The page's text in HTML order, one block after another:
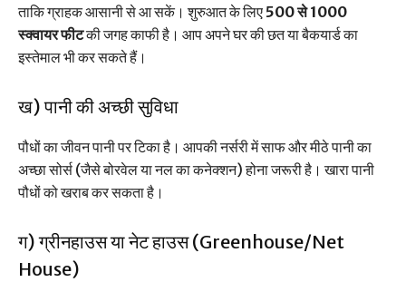
ताकि ग्राहक आसानी से आ सकें। शुरुआत के लिए 500 से 1000
स्क्वायर फीटकी जगह काफी है। आप अपने घर की छत या बैकयार्ड का
इस्तेमाल भी कर सकते हैं।
ख) पानी की अच्छी सुविधा
पौधों का जीवन पानी पर टिका है। आपकी नर्सरी में साफ और मीठे पानी का
अच्छा सोर्स (जैसे बोरवेल या नल का कनेक्शन) होना जरूरी है। खारा पानी
पौधों को खराब कर सकता है।
ग) ग्रीनहाउस या नेट हाउस (Greenhouse/Net
House)